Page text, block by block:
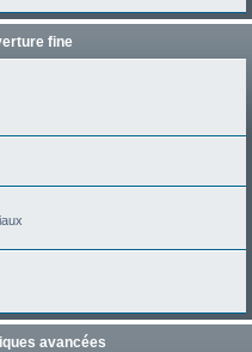
fine
avancées